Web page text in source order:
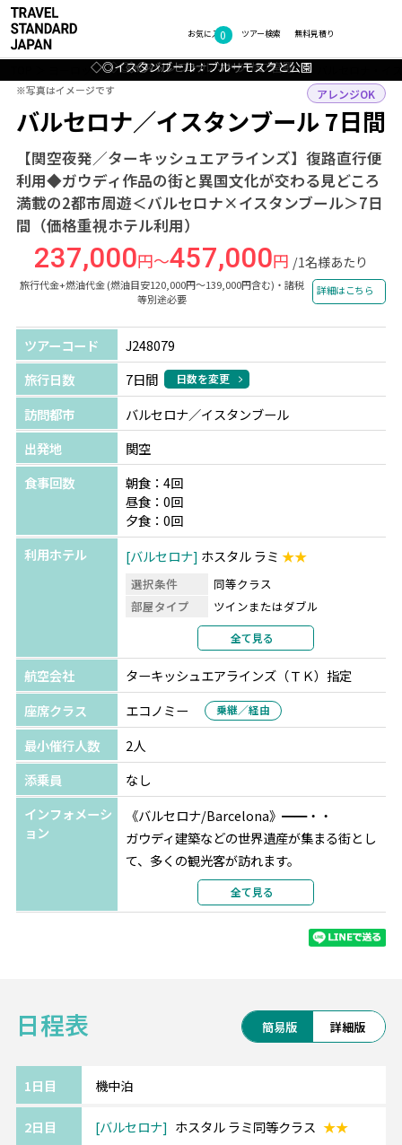
お気に入り
0 無料見積り
ツアー検索
ヨーロッパ・中近東・アフリカ スペイン・トルコ
バルセロナ／イスタンブール 7日間
【関空夜発／ターキッシュエアラインズ】復路直行便
利用◆ガウディ作品の街と異国文化が交わる見どころ
満載の2都市周遊＜バルセロナ×イスタンブール＞7日
間（価格重視ホテル利用）
アレンジOK
237,000円～457,000円 /1名様あたり
旅行代金+燃油代金 (燃油目安120,000円～139,000円含む)・諸税
等別途必要
詳細はこちら
◇◎バルセロナ：カタルーニャ美術館
◇◎イスタンブール：アヤソフィア
◇◎イスタンブール：トプカプ宮殿
◇◎バルセロナ：カサ・ミラ
◇◎イスタンブール：ブルーモスクと公園
フォトギャラリー
※写真はイメージです
※写真はイメージです
ツアーコード
J248079
旅行日数
7日間 日数を変更
訪問都市
バルセロナ／イスタンブール
出発地
関空
食事回数
朝食：4回
昼食：0回
夕食：0回
利用ホテル
バルセロナ ホスタル ラミ ★★
選択条件
同等クラス
部屋タイプ
ツインまたはダブル
2名1室利用
部屋カテゴリ
指定なし
イスタンブール グランド オンス ★★
選択条件
同等クラス
部屋タイプ
ツインまたはダブル
利用形態
部屋カテゴリ
全て見る
航空会社
ターキッシュエアラインズ（ＴＫ）指定
座席クラス
エコノミー 乗継／経由
最小催行人数
2人
添乗員
なし
インフォメーシ
ョン
《バルセロナ/Barcelona》━━・・
ガウディ建築などの世界遺産が集まる街とし
て、多くの観光客が訪れます。
サグラダ・ファミリアやグエル邸、カサミラ
などが名所です。
《イスタンブール/Istanbul》━━・・
という3代続いた大帝国の首都であり、
古代ローマ時代からの遺跡が数多く残ってい
アジアとヨーロッパの2大陸の文化が混在し、
全て見る
日程表 簡易版 詳細版
1日目 機中泊
2日目 バルセロナ ホスタル ラミ同等クラス ★★